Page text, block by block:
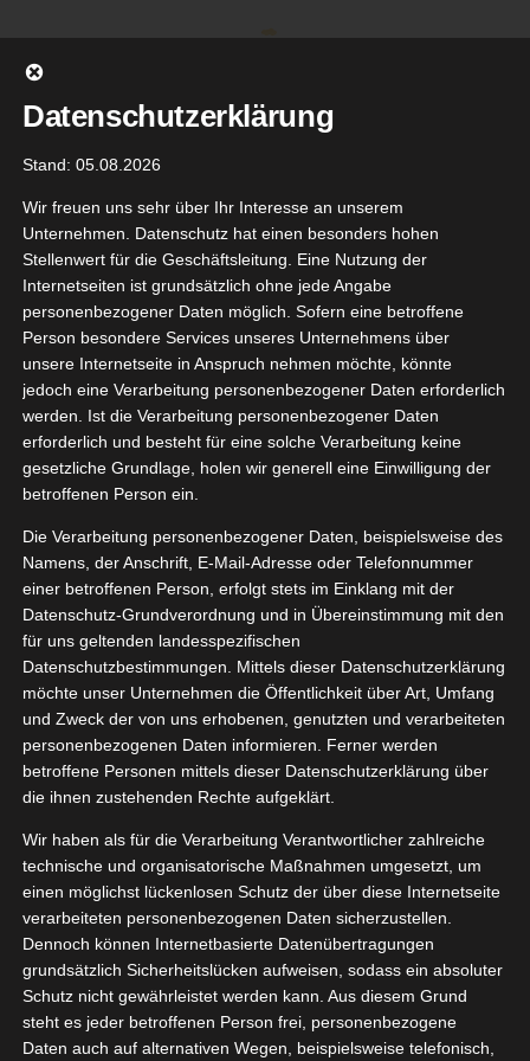
springen
Gehe zu ...
06, 2024
Beauty
Haar
Pflege
Wellness
L’Oréal Leave-In Produkte
Juni 4, 2024 | Bad, Beauty,Haar,Lifestyle,Pflege,
Produktvorstellungen, Wellness
17
11, 2022
Kur
Trio
Haar Pflege
Datenschutzerklärung
Stand: 05.08.2026
Wir freuen uns sehr über Ihr Interesse an unserem
Unternehmen. Datenschutz hat einen besonders hohen
Stellenwert für die Geschäftsleitung. Eine Nutzung der
Internetseiten ist grundsätzlich ohne jede Angabe
personenbezogener Daten möglich. Sofern eine betroffene
Person besondere Services unseres Unternehmens über
unsere Internetseite in Anspruch nehmen möchte, könnte
jedoch eine Verarbeitung personenbezogener Daten erforderlich
werden. Ist die Verarbeitung personenbezogener Daten
erforderlich und besteht für eine solche Verarbeitung keine
gesetzliche Grundlage, holen wir generell eine Einwilligung der
betroffenen Person ein.
Die Verarbeitung personenbezogener Daten, beispielsweise des
Namens, der Anschrift, E-Mail-Adresse oder Telefonnummer
einer betroffenen Person, erfolgt stets im Einklang mit der
Datenschutz-Grundverordnung und in Übereinstimmung mit den
für uns geltenden landesspezifischen
Datenschutzbestimmungen. Mittels dieser Datenschutzerklärung
möchte unser Unternehmen die Öffentlichkeit über Art, Umfang
und Zweck der von uns erhobenen, genutzten und verarbeiteten
personenbezogenen Daten informieren. Ferner werden
betroffene Personen mittels dieser Datenschutzerklärung über
die ihnen zustehenden Rechte aufgeklärt.
Wir haben als für die Verarbeitung Verantwortlicher zahlreiche
technische und organisatorische Maßnahmen umgesetzt, um
einen möglichst lückenlosen Schutz der über diese Internetseite
verarbeiteten personenbezogenen Daten sicherzustellen.
Dennoch können Internetbasierte Datenübertragungen
grundsätzlich Sicherheitslücken aufweisen, sodass ein absoluter
Schutz nicht gewährleistet werden kann. Aus diesem Grund
steht es jeder betroffenen Person frei, personenbezogene
Daten auch auf alternativen Wegen, beispielsweise telefonisch,